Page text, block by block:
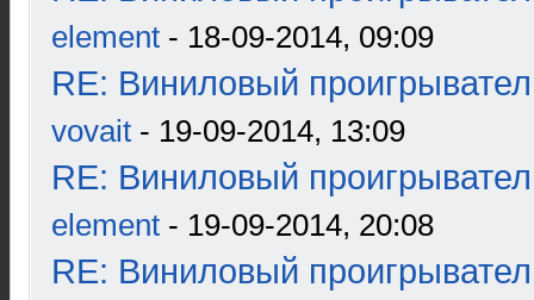
element - 18-09-2014, 09:09
RE: Виниловый
vovait - 19-09-2014, 13:09
RE: Виниловый
element - 19-09-2014, 20:08
RE: Виниловый